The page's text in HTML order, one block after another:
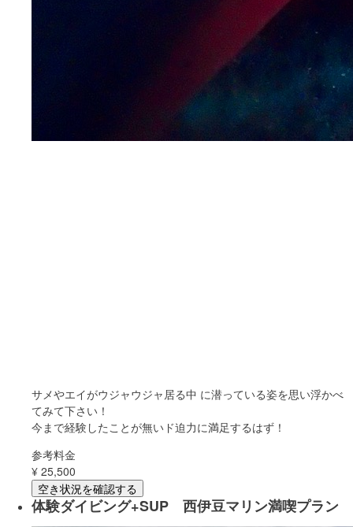
サメやエイがウジャウジャ居る中 に潜っている姿を思い浮かべ
てみて下さい！
今まで経験したことが無いド迫力に満足するはず！
参考料金
¥ 25,500
空き状況を確認する
体験ダイビング+SUP 西伊豆マリン満喫プラン